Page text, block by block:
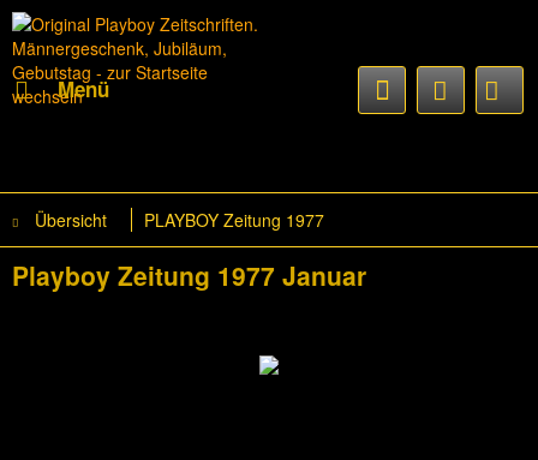
Menü
Übersicht PLAYBOY Zeitung 1977
Playboy Zeitung 1977 Januar